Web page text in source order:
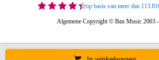
op basis van meer dan
Algemene Copyright © Bax Music 2003